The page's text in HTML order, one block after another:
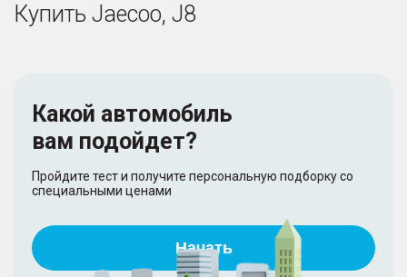
Купить Jaecoo, J8
Какой автомобиль
вам подойдет?
Пройдите тест и получите персональную подборку со
специальными ценами
Начать